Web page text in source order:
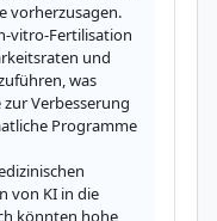
vorherzusagen.
vitro-Fertilisation
und
was
Verbesserung
Programme
von KI in die
könnten hohe